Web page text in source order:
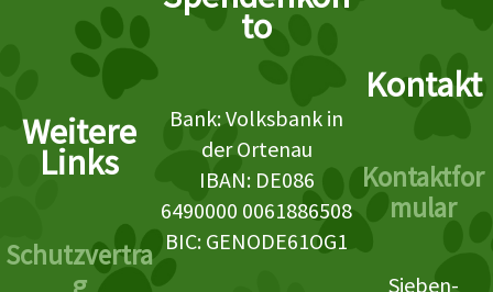
Weitere
Links
Schutzvertra
to
Bank: Volksbank in
der Ortenau
IBAN: DE086
6490000 0061886508
BIC: GENODE61OG1
Kontakt
Kontaktfor
mular
Sieben-